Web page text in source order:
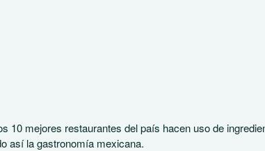
10 mejores restaurantes del país hacen uso de
así la gastronomía mexicana.